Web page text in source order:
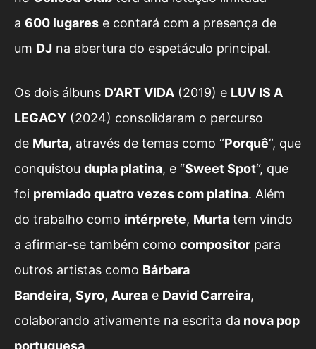
a 600 lugares e contará com a presença de
um DJ na abertura do espetáculo principal.
Os dois álbuns D’ART VIDA (2019) e LUV IS A
LEGACY (2024) consolidaram o percurso
de Murta, através de temas como “Porquê“, que
conquistou dupla platina, e “Sweet Spot“, que
foi premiado quatro vezes com platina. Além
do trabalho como intérprete, Murta tem vindo
a afirmar-se também como compositor para
outros artistas como Bárbara
Bandeira, Syro, Aurea e David Carreira,
colaborando ativamente na escrita da nova pop
portuguesa.